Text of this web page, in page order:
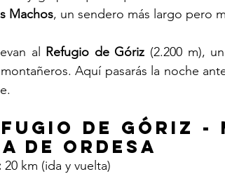
Machos, un sendero más largo pero
al Refugio de Góriz (2.200 m),
Aquí pasarás la noche
de Góriz -
de Ordesa
20 km (ida y vuelta)